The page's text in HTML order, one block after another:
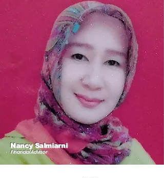
Financial Advisor
Nancy Salmiarni